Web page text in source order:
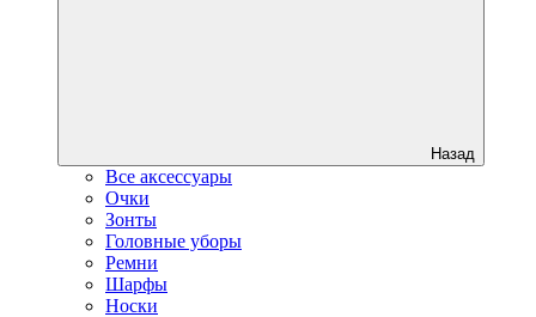
Назад
Все аксессуары
Очки
Зонты
Головные уборы
Ремни
Шарфы
Носки